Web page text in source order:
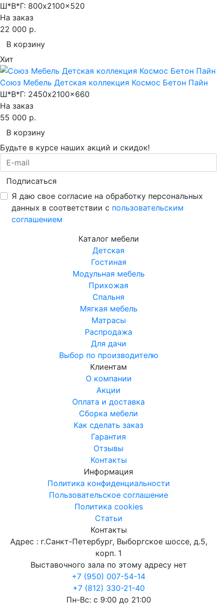
Ш*В*Г: 800x2100x520
На заказ
22 000 р.
В корзину
Хит
Союз Мебель Детская коллекция Космос Бетон Пайн
Ш*В*Г: 2450x2100x660
На заказ
55 000 р.
В корзину
Будьте в курсе наших акций и скидок!
Подписаться
Я даю свое согласие на обработку персональных
данных в соответствии с пользовательским
соглашением
Каталог мебели
Детская
Гостиная
Модульная мебель
Прихожая
Спальня
Мягкая мебель
Матрасы
Распродажа
Для дачи
Выбор по производителю
Клиентам
О компании
Акции
Оплата и доставка
Сборка мебели
Как сделать заказ
Гарантия
Отзывы
Контакты
Информация
Политика конфиденциальности
Пользовательское соглашение
Политика cookies
Статьи
Контакты
Адрес : г.Санкт-Петербург, Выборгское шоссе, д.5,
корп. 1
Выставочного зала по этому адресу нет
+7 (950) 007-54-14
+7 (812) 330-21-40
Пн-Вс: с 9:00 до 21:00